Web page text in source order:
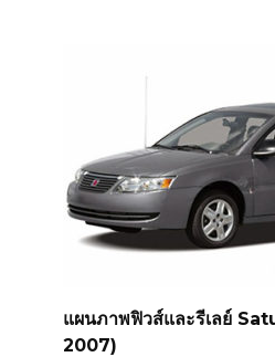
แผนภาพฟิวส์และรีเลย์
2007)